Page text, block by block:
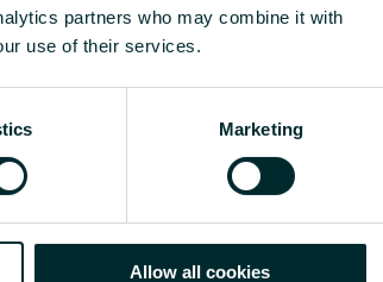
partners who may combine it with
use of their services.
Marketing
Allow all cookies